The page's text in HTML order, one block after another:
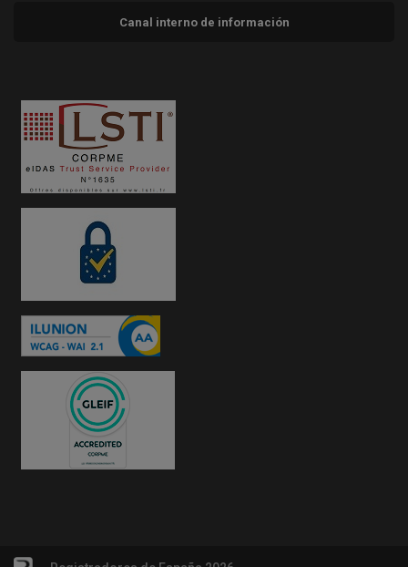
Canal interno de información